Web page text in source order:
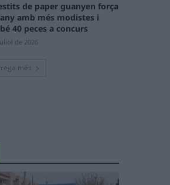
de paper guanyen força
amb més modistes i
40 peces a concurs
de 2026
més